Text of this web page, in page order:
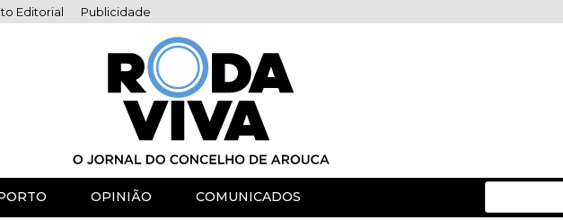
Editorial Publicidade
OPINIÃO COMUNICADOS